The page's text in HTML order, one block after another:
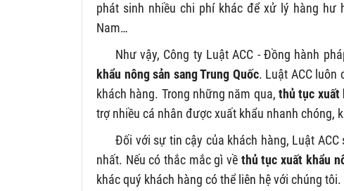
phát sinh nhiều chi phí khác để xử lý hàng
Nam…
Như vậy, Công ty Luật ACC - Đồng hành
khẩu nông sản sang Trung Quốc. Luật ACC luôn
khách hàng. Trong những năm qua, thủ tục xuất
trợ nhiều cá nhân được xuất khẩu nhanh chóng,
Đối với sự tin cậy của khách hàng, Luật ACC
nhất. Nếu có thắc mắc gì về thủ tục xuất khẩu
khác quý khách hàng có thể liên hệ với chúng